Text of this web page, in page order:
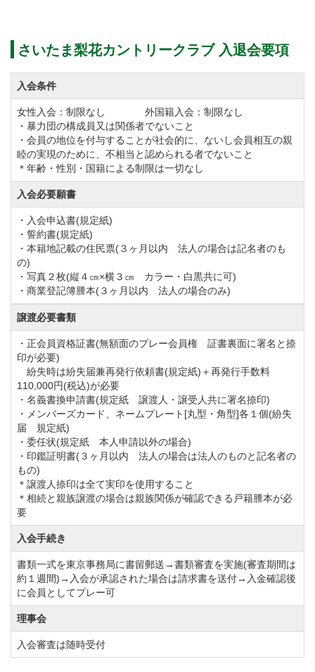
さいたま梨花カントリークラブ 入退会要項
入会条件
女性入会：制限なし 外国籍入会：制限なし
・暴力団の構成員又は関係者でないこと
・会員の地位を付与することが社会的に、ないし会員相互の親
睦の実現のために、不相当と認められる者でないこと
＊年齢・性別・国籍による制限は一切なし
入会必要願書
・入会申込書(規定紙)
・誓約書(規定紙)
・本籍地記載の住民票(３ヶ月以内 法人の場合は記名者のも
の)
・写真２枚(縦４㎝×横３㎝ カラー・白黒共に可)
・商業登記簿謄本(３ヶ月以内 法人の場合のみ)
譲渡必要書類
・正会員資格証書(無額面のプレー会員権 証書裏面に署名と捺
印が必要)
紛失時は紛失届兼再発行依頼書(規定紙)＋再発行手数料
110,000円(税込)が必要
・名義書換申請書(規定紙 譲渡人・譲受人共に署名捺印)
・メンバーズカード、ネームプレート[丸型・角型]各１個(紛失
届 規定紙)
・委任状(規定紙 本人申請以外の場合)
・印鑑証明書(３ヶ月以内 法人の場合は法人のものと記名者の
もの)
＊譲渡人捺印は全て実印を使用すること
＊相続と親族譲渡の場合は親族関係が確認できる戸籍謄本が必
要
入会手続き
書類一式を東京事務局に書留郵送→書類審査を実施(審査期間は
約１週間)→入会が承認された場合は請求書を送付→入金確認後
に会員としてプレー可
理事会
入会審査は随時受付